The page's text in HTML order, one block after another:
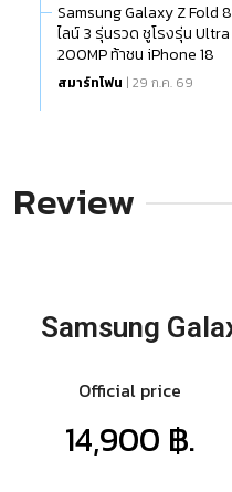
Samsung Galaxy Z Fold
ไลน์ 3 รุ่นรวด ชูโรงรุ่น
200MP ท้าชน iPhone 18
สมาร์ทโฟน | 29 ก.ค. 69
Review
Samsung
Official price
14,900 ฿.